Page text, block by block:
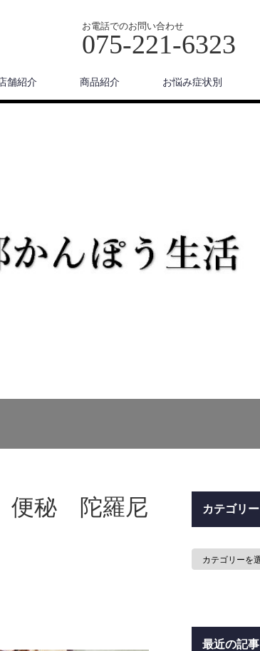
お電話でのお問い合わせ
075-221-6323
舗紹介 商品紹介 お悩み症状別
便秘 陀羅尼
カテゴリー
最近の記事